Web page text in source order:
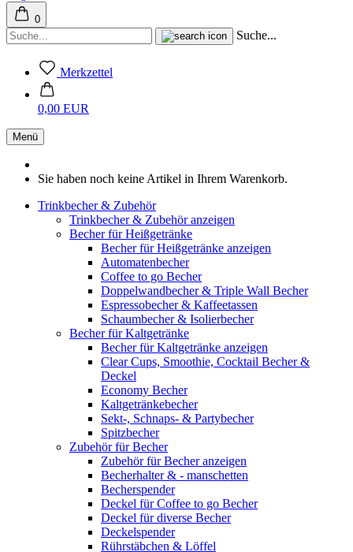
0
Suche...
Merkzettel
0,00 EUR
Menü
Sie haben noch keine Artikel in Ihrem Warenkorb.
Trinkbecher & Zubehör
Trinkbecher & Zubehör anzeigen
Becher für Heißgetränke
Becher für Heißgetränke anzeigen
Automatenbecher
Coffee to go Becher
Doppelwandbecher & Triple Wall Becher
Espressobecher & Kaffeetassen
Schaumbecher & Isolierbecher
Becher für Kaltgetränke
Becher für Kaltgetränke anzeigen
Clear Cups, Smoothie, Cocktail Becher &
Deckel
Economy Becher
Kaltgetränkebecher
Sekt-, Schnaps- & Partybecher
Spitzbecher
Zubehör für Becher
Zubehör für Becher anzeigen
Becherhalter & - manschetten
Becherspender
Deckel für Coffee to go Becher
Deckel für diverse Becher
Deckelspender
Rührstäbchen & Löffel